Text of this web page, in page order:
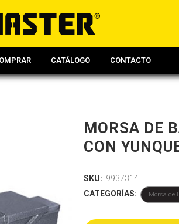
CATÁLOGO CONTACTO
MORSA DE
CON
SKU: 9937314
CATEGORÍAS:
Morsa de